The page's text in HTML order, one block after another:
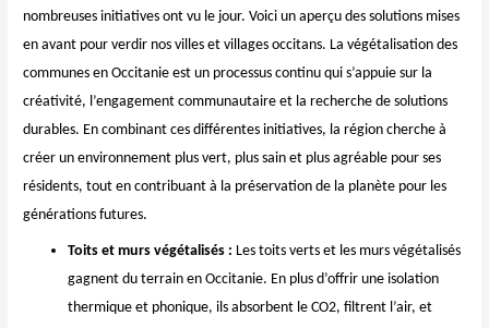
nombreuses initiatives ont vu le jour. Voici un aperçu des solutions mises
en avant pour verdir nos villes et villages occitans. La végétalisation des
communes en Occitanie est un processus continu qui s’appuie sur la
créativité, l’engagement communautaire et la recherche de solutions
durables. En combinant ces différentes initiatives, la région cherche à
créer un environnement plus vert, plus sain et plus agréable pour ses
résidents, tout en contribuant à la préservation de la planète pour les
générations futures.
Toits et murs végétalisés : Les toits verts et les murs végétalisés
gagnent du terrain en Occitanie. En plus d’offrir une isolation
thermique et phonique, ils absorbent le CO2, filtrent l’air, et